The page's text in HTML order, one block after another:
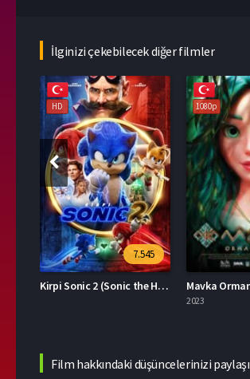
İlginizi çekebilecek diğer filmler
HD
7.545
Kirpi Sonic 2 (Sonic the Hedgehog 2)
1080p
2023
Film hakkındaki düşüncelerinizi